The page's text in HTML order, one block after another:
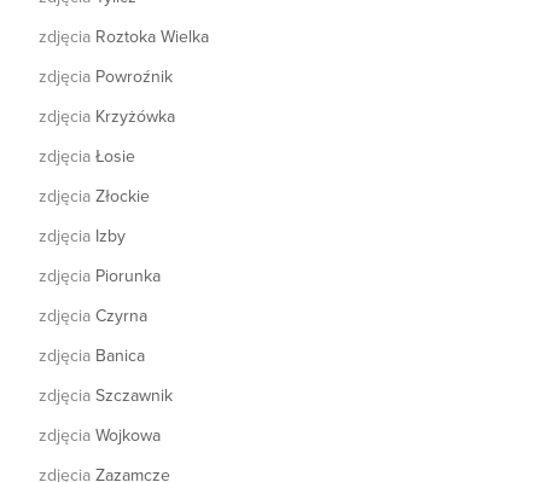
zdjęcia Roztoka Wielka
zdjęcia Powroźnik
zdjęcia Krzyżówka
zdjęcia Łosie
zdjęcia Złockie
zdjęcia Izby
zdjęcia Piorunka
zdjęcia Czyrna
zdjęcia Banica
zdjęcia Szczawnik
zdjęcia Wojkowa
zdjęcia Zazamcze